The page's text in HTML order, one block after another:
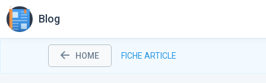
Blog
HOME FICHE ARTICLE